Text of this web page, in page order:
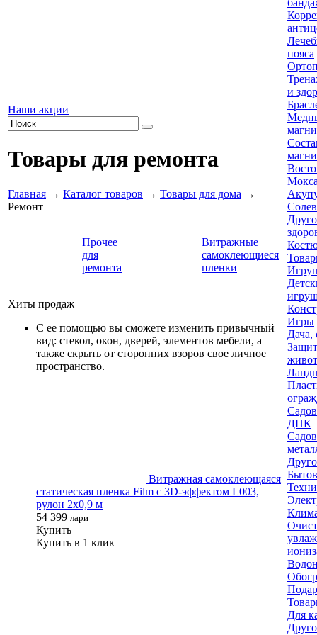
Наши акции
Товары для ремонта
Главная → Каталог товаров → Товары для дома →
Ремонт
Прочее
для
ремонта
Витражные
самоклеющиеся
пленки
Хиты продаж
С ее помощью вы сможете изменить привычный
вид: стекол, окон, дверей, элементов мебели, а
также скрыть от сторонних взоров свое личное
пространство.
Витражная самоклеющаяся
статическая пленка Film с 3D-эффектом L003,
рулон 2х0,9 м
54 399 лари
Купить
Купить в 1 клик
пояса
и
Игры
Дача,
ДПК
Для